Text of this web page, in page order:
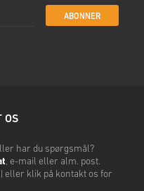
ABONNER
OS
har du spørgsmål?
, e-mail eller alm. post.
eller klik på kontakt os for